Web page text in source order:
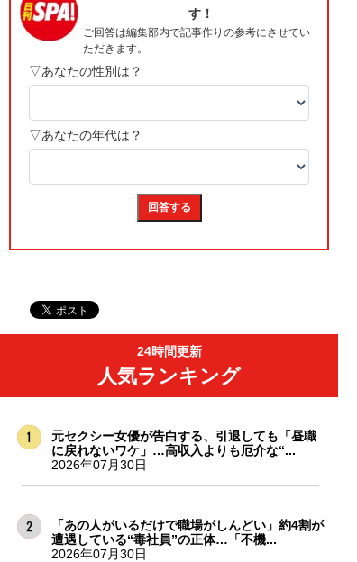
24時間更新
人気ランキング
元セクシー女優が告白する、引退しても「昼職
に戻れないワケ」…高収入よりも厄介な“...
2026年07月30日
「あの人がいるだけで職場がしんどい」約4割が
遭遇している“毒社員”の正体…「不機...
2026年07月30日